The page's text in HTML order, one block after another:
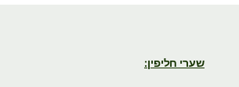
שערי חליפין: